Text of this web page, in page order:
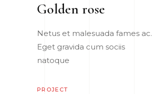
Golden rose
Netus et malesuada fames ac.
Eget gravida cum sociis
natoque
PROJECT